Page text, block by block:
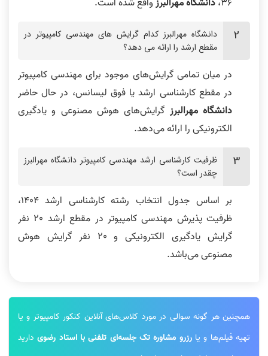
۳۶، دانشگاه مهرالبرزواقع شده است.
دانشگاه مهرالبرز کدام گرایش های مهندسی کامپیوتر در
مقطع ارشد را ارائه می دهد؟
در میان تمامی گرایش‌های موجود برای مهندسی کامپیوتر
در مقطع کارشناسی ارشد یا فوق لیسانس، در حال حاضر
دانشگاه مهرالبرز گرایش‌های هوش مصنوعی و یادگیری
الکترونیکی را ارائه می‌دهد.
ظرفیت کارشناسی ارشد مهندسی کامپیوتر دانشگاه مهرالبرز
چقدر است؟
بر اساس جدول انتخاب رشته کارشناسی ارشد 1404،
ظرفیت پذیرش مهندسی کامپیوتر در مقطع ارشد 20 نفر
گرایش یادگیری الکترونیکی و 20 نفر گرایش هوش
مصنوعی می‌باشد.
همچنین هر گونه سوالی در مورد کلاس‌های آنلاین کنکور کامپیوتر و یا
تهیه فیلم‌ها و یارزرو مشاوره تک جلسه‌ای تلفنی با استاد رضویدارید